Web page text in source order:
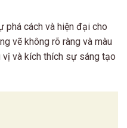
phá cách và hiện đại cho
vẽ không rõ ràng và màu
và kích thích sự sáng tạo